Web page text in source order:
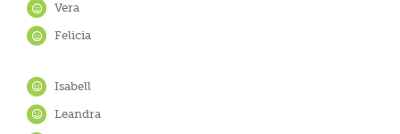
Vera
Felicia
Isabell
Leandra